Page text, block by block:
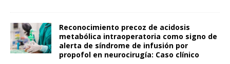
Reconocimiento precoz de acidosis
metabólica intraoperatoria como signo de
alerta de síndrome de infusión por
propofol en neurocirugía: Caso clínico